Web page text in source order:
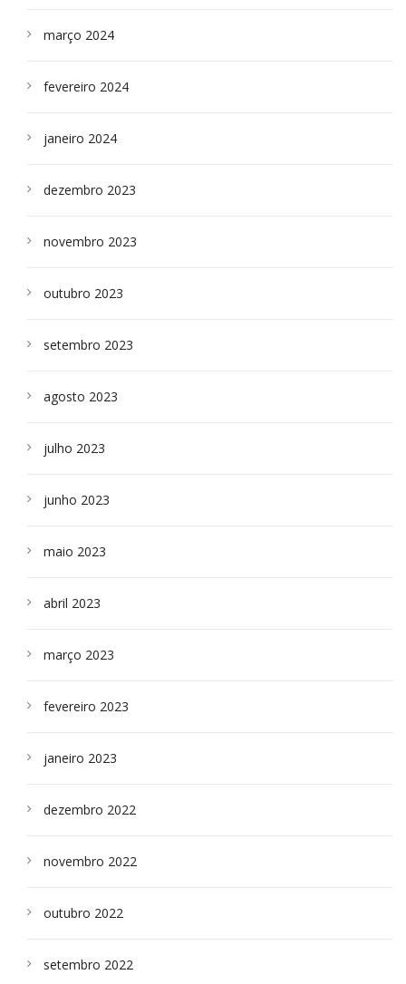
março 2024
fevereiro 2024
janeiro 2024
dezembro 2023
novembro 2023
outubro 2023
setembro 2023
agosto 2023
julho 2023
junho 2023
maio 2023
abril 2023
março 2023
fevereiro 2023
janeiro 2023
dezembro 2022
novembro 2022
outubro 2022
setembro 2022